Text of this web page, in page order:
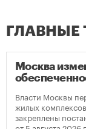
Москва
Власти Москвы
жилых
закреплены